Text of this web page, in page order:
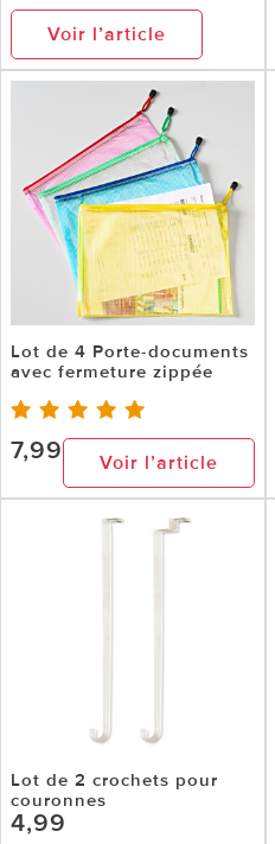
Voir l’article
Lot de 4 Porte-documents
avec fermeture zippée
7,99 Voir l’article
Lot de 2 crochets pour
couronnes
4,99